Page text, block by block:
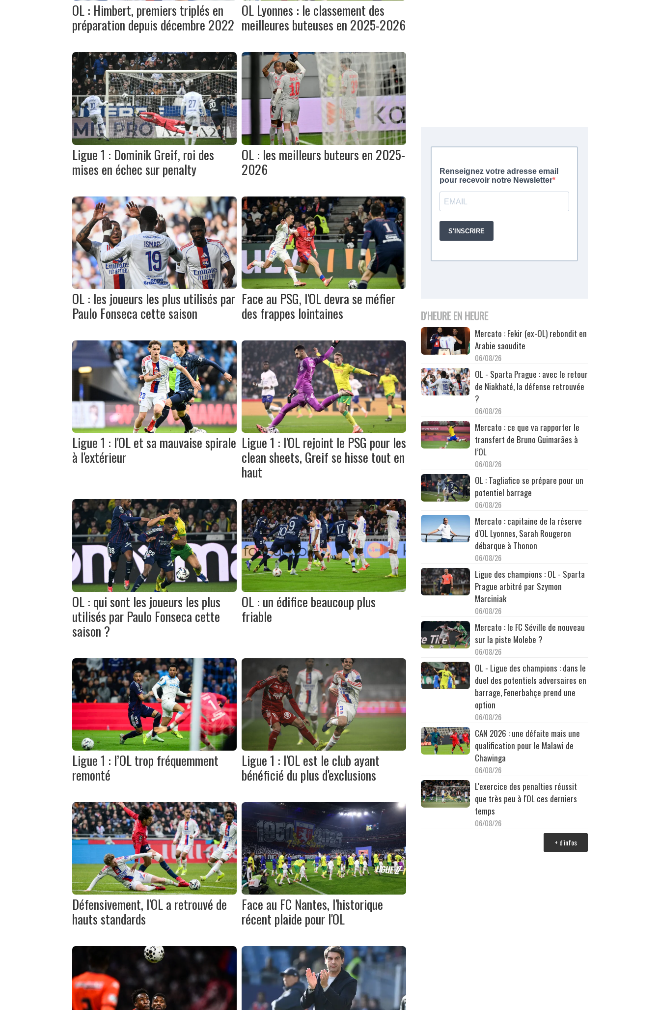
OL : Himbert, premiers triplés en
préparation depuis décembre 2022
OL Lyonnes : le classement des
meilleures buteuses en 2025-2026
Ligue 1 : Dominik Greif, roi des
mises en échec sur penalty
OL : les meilleurs buteurs en 2025-
2026
OL : les joueurs les plus utilisés par
Paulo Fonseca cette saison
Face au PSG, l'OL devra se méfier
des frappes lointaines
Ligue 1 : l'OL et sa mauvaise spirale
à l'extérieur
Ligue 1 : l'OL rejoint le PSG pour les
clean sheets, Greif se hisse tout en
haut
OL : qui sont les joueurs les plus
utilisés par Paulo Fonseca cette
saison ?
OL : un édifice beaucoup plus
friable
Ligue 1 : l’OL trop fréquemment
remonté
Ligue 1 : l'OL est le club ayant
bénéficié du plus d'exclusions
Défensivement, l'OL a retrouvé de
hauts standards
Face au FC Nantes, l'historique
récent plaide pour l'OL
D'HEURE EN HEURE
Mercato : Fekir (ex-OL) rebondit en
Arabie saoudite
06/08/26
OL - Sparta Prague : avec le retour
de Niakhaté, la défense retrouvée
?
06/08/26
Mercato : ce que va rapporter le
transfert de Bruno Guimarães à
l’OL
06/08/26
OL : Tagliafico se prépare pour un
potentiel barrage
06/08/26
Mercato : capitaine de la réserve
d'OL Lyonnes, Sarah Rougeron
débarque à Thonon
06/08/26
Ligue des champions : OL - Sparta
Prague arbitré par Szymon
Marciniak
06/08/26
Mercato : le FC Séville de nouveau
sur la piste Molebe ?
06/08/26
OL - Ligue des champions : dans le
duel des potentiels adversaires en
barrage, Fenerbahçe prend une
option
06/08/26
CAN 2026 : une défaite mais une
qualification pour le Malawi de
Chawinga
06/08/26
L'exercice des penalties réussit
que très peu à l'OL ces derniers
temps
06/08/26
+ d'infos